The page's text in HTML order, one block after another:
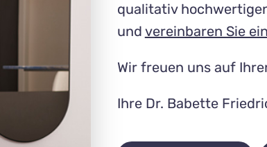
qualitativ
und vereinbaren Sie
Wir freuen uns auf
Ihre Dr. Babette